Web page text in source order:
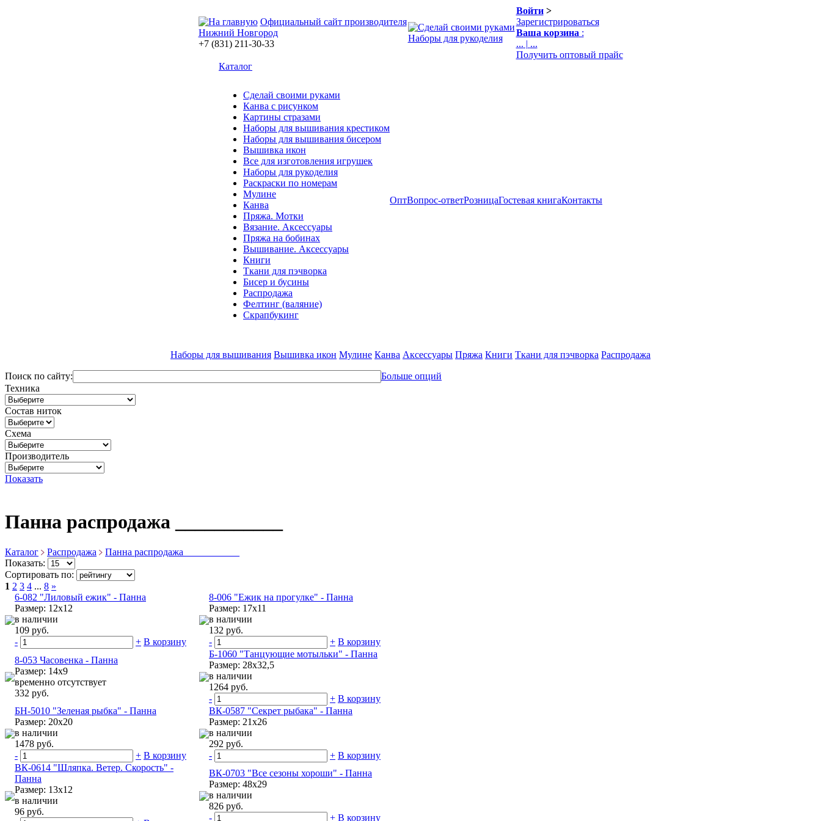
Официальный сайт производителя
Нижний Новгород
+7 (831) 211-30-33
Наборы для рукоделия
Войти>
Зарегистрироваться
Ваша корзина :
... | ...
Получить оптовый прайс
Каталог
Сделай своими руками
Канва с рисунком
Картины стразами
Наборы для вышивания крестиком
Наборы для вышивания бисером
Вышивка икон
Все для изготовления игрушек
Наборы для рукоделия
Раскраски по номерам
Мулине
Канва
Пряжа. Мотки
Вязание. Аксессуары
Пряжа на бобинах
Вышивание. Аксессуары
Книги
Ткани для пэчворка
Бисер и бусины
Распродажа
Фелтинг (валяние)
Скрапбукинг
ОптВопрос-ответРозницаГостевая книгаКонтакты
Наборы для вышивания Вышивка икон Мулине Канва Аксессуары Пряжа Книги Ткани для пэчворка Распродажа
Поиск по сайту:
Больше опций
Техника
Состав ниток
Схема
Производитель
Показать
Панна распродажа ___________
Каталог Распродажа
Панна распродажа ___________
Показать:
Сортировать по:
1 2 3 4 ... 8 »
6-082 "Лиловый ежик" - Панна
Размер: 12х12
в наличии
109 руб.
-
+ В корзину
8-006 "Ежик на прогулке" - Панна
Размер: 17х11
в наличии
132 руб.
-
+ В корзину
8-053 Часовенка - Панна
Размер: 14х9
временно отсутствует
332 руб.
Б-1060 "Танцующие мотыльки" - Панна
Размер: 28x32,5
в наличии
1264 руб.
-
+ В корзину
БН-5010 "Зеленая рыбка" - Панна
Размер: 20х20
в наличии
1478 руб.
-
+ В корзину
ВК-0587 "Секрет рыбака" - Панна
Размер: 21х26
в наличии
292 руб.
-
+ В корзину
ВК-0614 "Шляпка. Ветер. Скорость" -
Панна
Размер: 13х12
в наличии
96 руб.
ВК-0703 "Все сезоны хороши" - Панна
Размер: 48х29
в наличии
826 руб.
-
+ В корзину